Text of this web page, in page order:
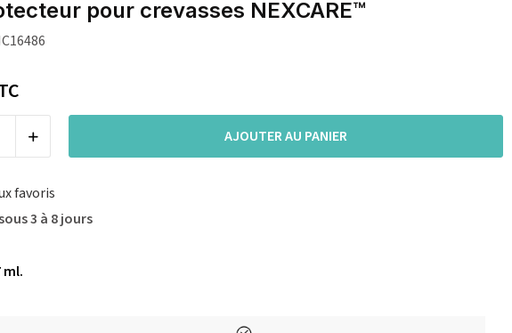
pour crevasses NEXCARE™
AJOUTER AU PANIER
favoris
3 à 8 jours
ml.